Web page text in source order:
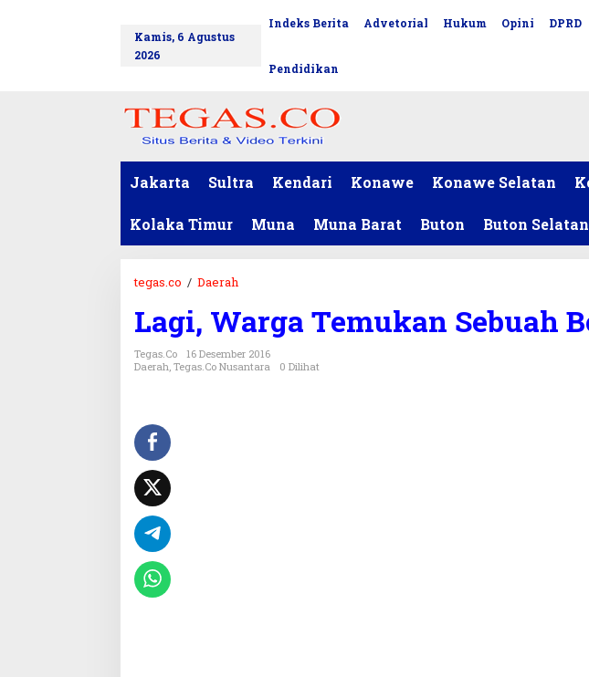
Kamis, 6 Agustus
2026
Indeks Berita Advetorial Hukum Opini DPRD
Pendidikan
Jakarta Sultra Kendari Konawe Konawe Selatan
Kolaka Timur Muna Muna Barat Buton Buton Selatan
tegas.co / Daerah
g
,
W
Lagi, Warga Temukan Sebuah
Tegas.co
16 Desember 2016
Daerah, Tegas.co Nusantara 0 Dilihat